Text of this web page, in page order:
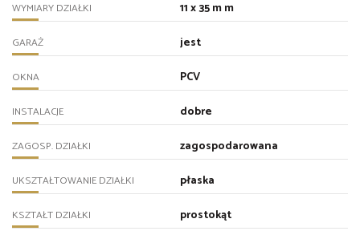
WYMIARY DZIAŁKI 11 x 35 m m
GARAŻ jest
OKNA PCV
INSTALACJE dobre
ZAGOSP. DZIAŁKI zagospodarowana
UKSZTAŁTOWANIE DZIAŁKI płaska
KSZTAŁT DZIAŁKI prostokąt